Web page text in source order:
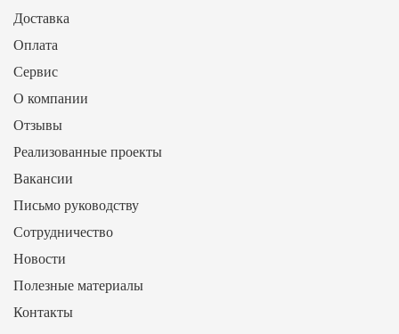
Доставка
Оплата
Сервис
О компании
Отзывы
Реализованные проекты
Вакансии
Письмо руководству
Сотрудничество
Новости
Полезные материалы
Контакты